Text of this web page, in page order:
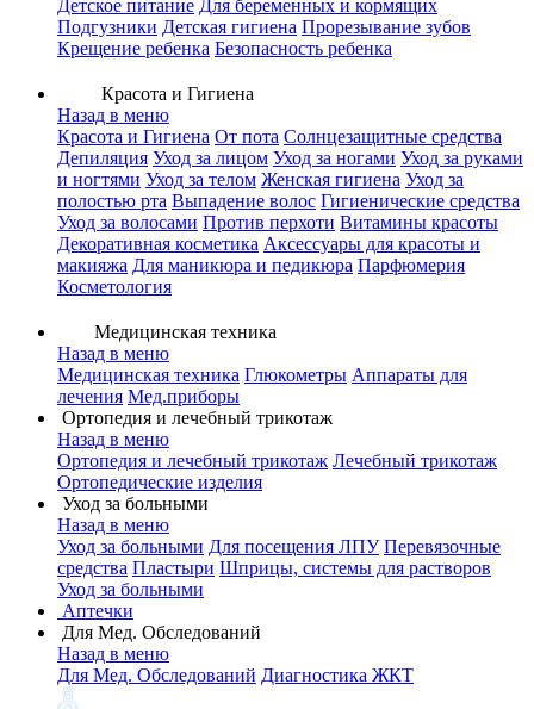
Детское питание Для беременных и кормящих
Подгузники Детская гигиена Прорезывание зубов
Крещение ребенка Безопасность ребенка
Красота и Гигиена
Назад в меню
Красота и Гигиена От пота Солнцезащитные средства
Депиляция Уход за лицом Уход за ногами Уход за руками
и ногтями Уход за телом Женская гигиена Уход за
полостью рта Выпадение волос Гигиенические средства
Уход за волосами Против перхоти Витамины красоты
Декоративная косметика Аксессуары для красоты и
макияжа Для маникюра и педикюра Парфюмерия
Косметология
Медицинская техника
Назад в меню
Медицинская техника Глюкометры Аппараты для
лечения Мед.приборы
Ортопедия и лечебный трикотаж
Назад в меню
Ортопедия и лечебный трикотаж Лечебный трикотаж
Ортопедические изделия
Уход за больными
Назад в меню
Уход за больными Для посещения ЛПУ Перевязочные
средства Пластыри Шприцы, системы для растворов
Уход за больными
Аптечки
Для Мед. Обследований
Назад в меню
Для Мед. Обследований Диагностика ЖКТ